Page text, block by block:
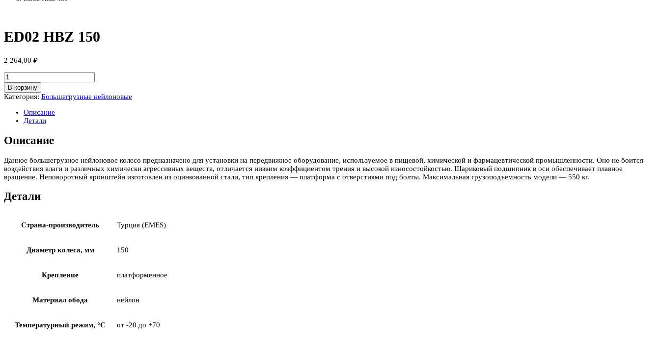
ED02 HBZ 150
2 264,00 ₽
Количество
товара
ED02
HBZ
В корзину
Категория: Большегрузные нейлоновые
Описание
Детали
Описание
Данное большегрузное нейлоновое колесо предназначено для установки на передвижное оборудование, используемое в пищевой, химической и фармацевтической промышленности. Оно не боится
воздействия влаги и различных химически агрессивных веществ, отличается низким коэффициентом трения и высокой износостойкостью. Шариковый подшипник в оси обеспечивает плавное
вращение. Неповоротный кронштейн изготовлен из оцинкованной стали, тип крепления — платформа с отверстиями под болты. Максимальная грузоподъемность модели — 550 кг.
Детали
Страна-производитель Турция (EMES)
Диаметр колеса, мм 150
Крепление платформенное
Материал обода нейлон
Температурный режим, °С от -20 до +70